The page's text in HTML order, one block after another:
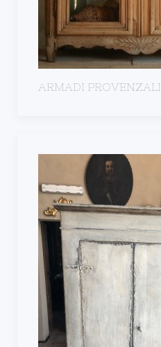
ARMADI PROVENZALI